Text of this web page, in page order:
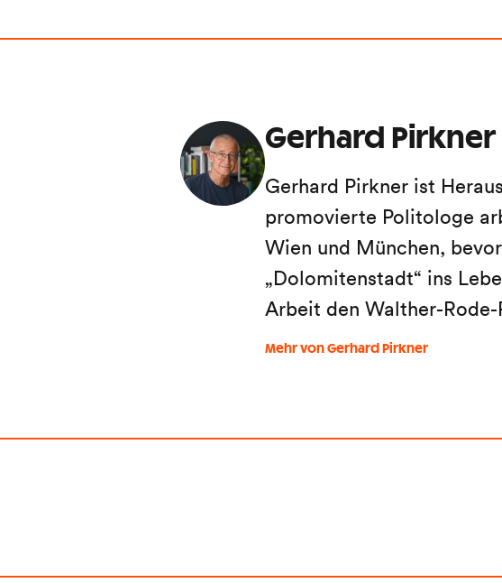
Gerhard Pirkner
Gerhard Pirkner ist
promovierte Politologe
Wien und München,
„Dolomitenstadt“ ins
Arbeit den Walther-Rode-
Mehr von Gerhard Pirkner